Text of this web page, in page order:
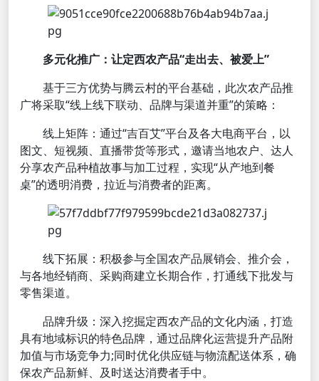
多元化推广：让定西农产品“走出去、被爱上”
基于三方优势与腾云村的平台基础，此次农产品推
广将采取“线上线下联动、品牌与渠道并重”的策略：
线上矩阵：通过“吉百艾”平台及各大电商平台，以
图文、短视频、直播带货等形式，邀请当地农户、达人
分享农产品种植故事与加工过程，实现“从产地到餐
桌”的透明消费，拉近与消费者的距离。
线下拓展：积极参与全国农产品展销会、推介会，
与各地经销商、采购商建立长期合作，打通线下批发与
零售渠道。
品牌升级：深入挖掘定西农产品的文化内涵，打造
具有地域标识的特色品牌，通过品牌化运营提升产品附
加值与市场竞争力;同时优化供应链与物流配送体系，确
保农产品新鲜、及时送达消费者手中。